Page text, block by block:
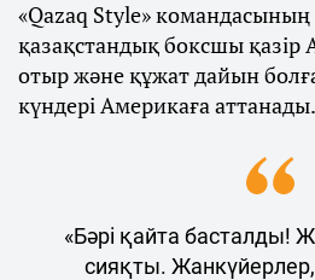
«Qazaq Style»
қазақстандық боксшы
отыр және құжат дайын
күндері Америкаға аттанады.
«Бәрі қайта басталды!
сияқты.